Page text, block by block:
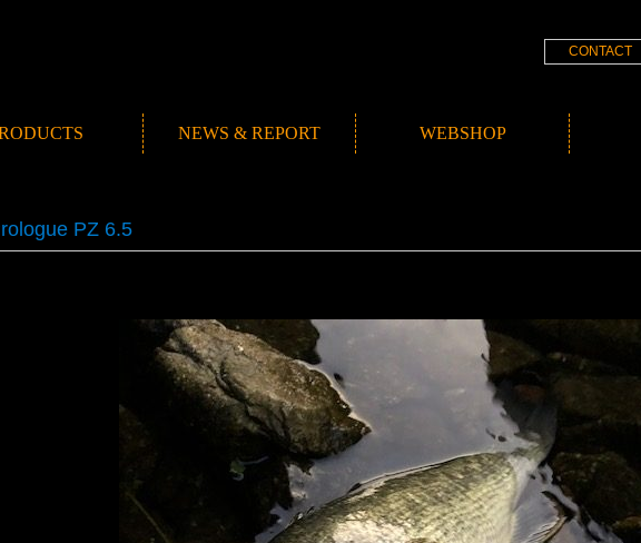
CONTACT
NEWS & REPORT WEBSHOP
PZ 6.5